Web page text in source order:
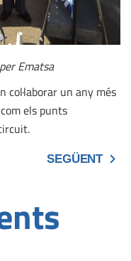
Ematsa
col·laborar un any més
els punts
SEGÜENT